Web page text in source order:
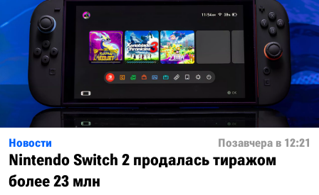
Новости Позавчера в 12:21
Nintendo Switch 2 продалась тиражом
более 23 млн